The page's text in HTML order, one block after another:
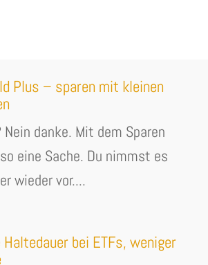
Plus – sparen mit kleinen
Nein danke. Mit dem Sparen
eine Sache. Du nimmst es
wieder vor....
Haltedauer bei ETFs, weniger